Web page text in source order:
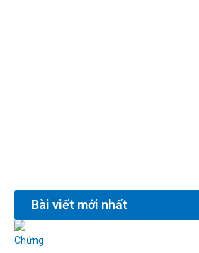
Bài viết mới nhất